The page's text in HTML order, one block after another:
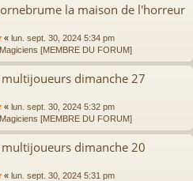
la maison de l'horreur
« lun. sept. 30, 2024 5:34 pm
[MEMBRE DU FORUM]
dimanche 27
« lun. sept. 30, 2024 5:32 pm
[MEMBRE DU FORUM]
dimanche 20
« lun. sept. 30, 2024 5:31 pm